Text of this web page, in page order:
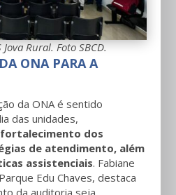
Rural. Foto SBCD.
ONA PARA A
da ONA é sentido
das unidades,
dos
de atendimento, além
assistenciais. Fabiane
Edu Chaves, destaca
da auditoria seja